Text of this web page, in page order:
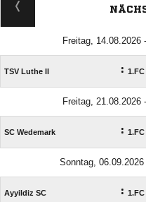
Freitag,
TSV Luthe II :
Freitag,
SC Wedemark :
Sonntag,
Ayyildiz SC :